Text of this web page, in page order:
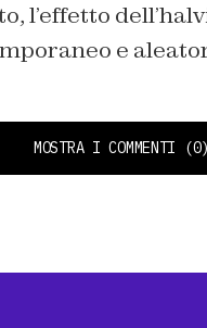
l’effetto
e
MOSTRA I COMMENTI (0)